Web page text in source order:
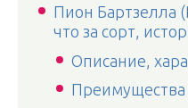
Пион Бартзелла
что за сорт,
Описание,
Преимущества